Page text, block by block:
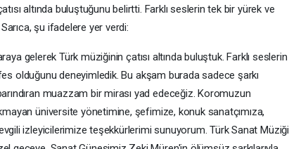
altında buluştuğunu belirtti. Farklı seslerin tek bir yürek ve
şu ifadelere yer verdi:
gelerek Türk müziğinin çatısı altında buluştuk. Farklı seslerin
olduğunu deneyimledik. Bu akşam burada sadece şarkı
muazzam bir mirası yad edeceğiz. Koromuzun
üniversite yönetimine, şefimize, konuk sanatçımıza,
izleyicilerimize teşekkürlerimi sunuyorum. Türk Sanat Müziği